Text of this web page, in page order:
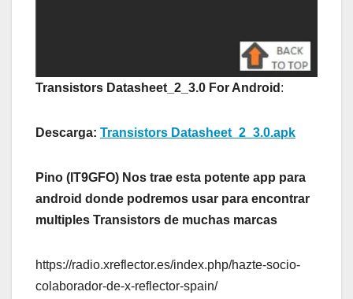
Transistors Datasheet_2_3.0 For Android :
Descarga: Transistors Datasheet_2_3.0.apk
Pino (IT9GFO) Nos trae esta potente app para
android donde podremos usar para encontrar
multiples Transistors de muchas marcas
https://radio.xreflector.es/index.php/hazte-socio-
colaborador-de-x-reflector-spain/